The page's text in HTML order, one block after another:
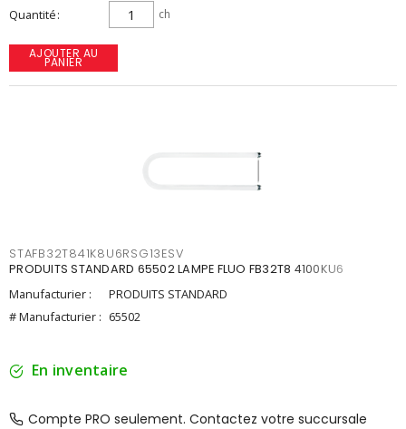
Quantité ch
AJOUTER AU
PANIER
STAFB32T841K8U6RSG13ESV
PRODUITS STANDARD 65502 LAMPE FLUO FB32T8 4100KU6
Manufacturier :
PRODUITS STANDARD
# Manufacturier : 65502
En inventaire
Compte PRO seulement. Contactez votre succursale